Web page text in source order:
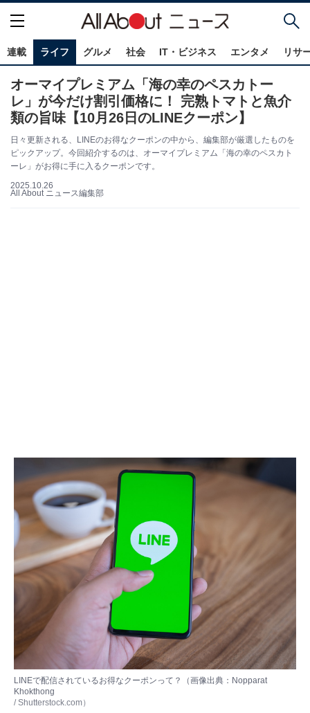
連載 ライフ グルメ 社会 IT・ビジネス エンタメ リサ
オーマイプレミアム「海の幸のペスカトー
レ」が今だけ割引価格に！ 完熟トマトと魚介
類の旨味【10月26日のLINEクーポン】
日々更新される、LINEのお得なクーポンの中から、編集部が厳選したものを
ピックアップ。今回紹介するのは、オーマイプレミアム「海の幸のペスカト
ーレ」がお得に手に入るクーポンです。
2025.10.26
All About ニュース編集部
LINEで配信されているお得なクーポンって？（画像出典：Nopparat
Khokthong
/ Shutterstock.com）